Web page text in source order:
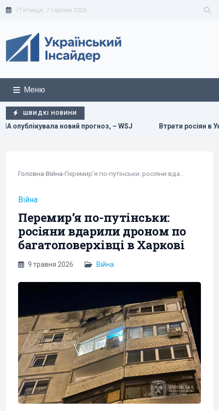
П'ятниця, 7 серпня 2026
Меню
ШВИДКІ НОВИНИ
новий прогноз, – WSJ Втрати росіян в Україні
Головна›Війна›
Війна
Перемирʼя по-путінськи:
росіяни вдарили дроном по
багатоповерхівці в Харкові
9 травня 2026 Війна